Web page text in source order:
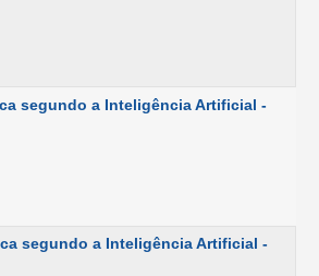
segundo a Inteligência Artificial -
segundo a Inteligência Artificial -